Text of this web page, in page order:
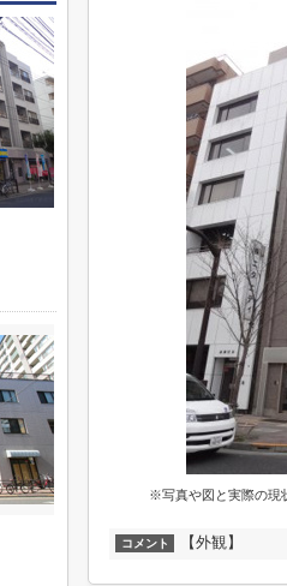
※写真や図と実際の現
コメント 【外観】